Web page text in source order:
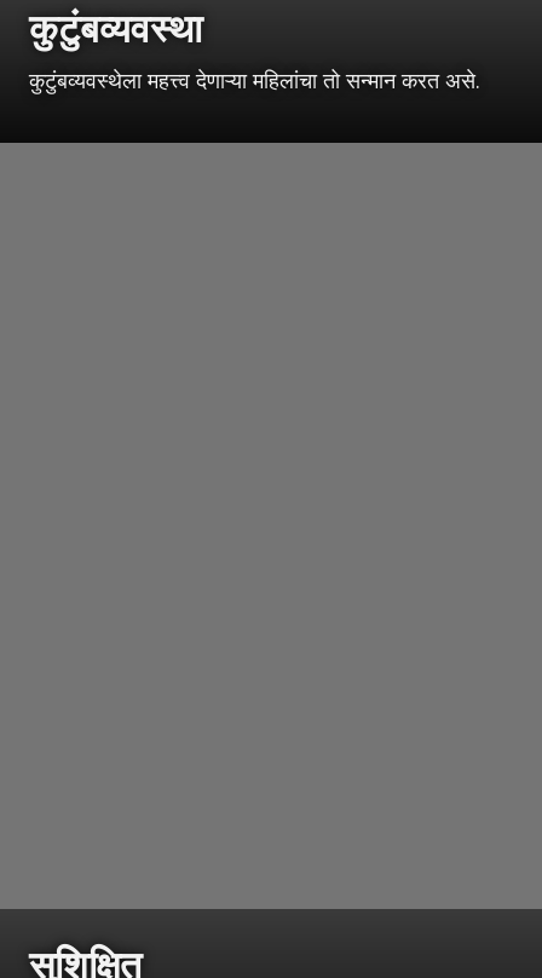
कुटुंबव्यवस्था
कुटुंबव्यवस्थेला महत्त्व देणाऱ्या महिलांचा तो सन्मान करत असे.
सुशिक्षित